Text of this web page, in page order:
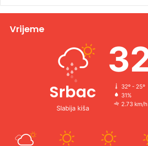
vVrijeme
Srbac
Slabija kiša
32º - 25º
31%
2.73 km/h